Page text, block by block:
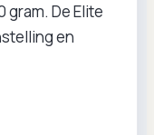
De Elite
en